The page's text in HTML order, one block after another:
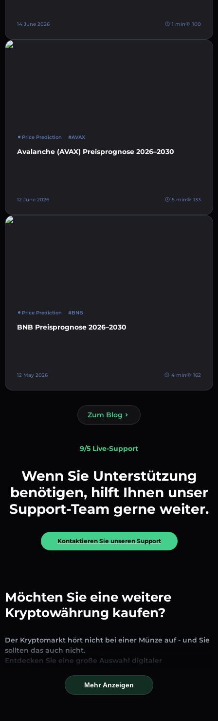
14 June 2026 1 min 100
Price Prediction #AVAX
Avalanche (AVAX) Preisprognose 2026–2030
12 June 2026 5 min 133
Price Prediction #BNB
BNB Preisprognose 2026–2030
12 May 2026 4 min 162
Zum Blog
9/5 Live-Support
Wenn Sie Unterstützung
benötigen, hilft Ihnen unser
Support-Team gerne weiter.
Kontaktieren Sie unseren Support
Möchten Sie eine weitere
Kryptowährung kaufen?
Der Kryptomarkt hört nicht bei einer Münze auf - und Sie
sollten das auch nicht.
Entdecken Sie eine große Auswahl digitaler
Austausch und Handel verfügbar sind. Ob etablierte
Stablecoins, vielversprechende Altcoins oder trendige
Mehr Anzeigen